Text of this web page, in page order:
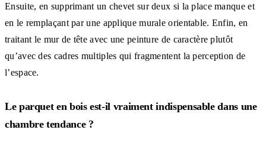
Ensuite, en supprimant un chevet sur deux si la place manque et
en le remplaçant par une applique murale orientable. Enfin, en
traitant le mur de tête avec une peinture de caractère plutôt
qu’avec des cadres multiples qui fragmentent la perception de
l’espace.
Le parquet en bois est-il vraiment indispensable dans une
chambre tendance ?